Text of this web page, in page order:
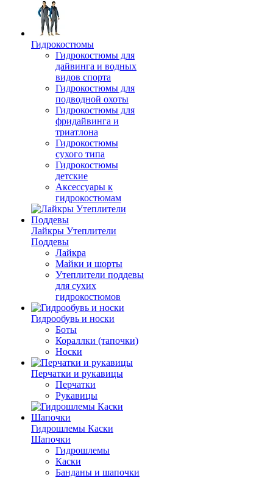
Гидрокостюмы
Гидрокостюмы для
дайвинга и водных
видов спорта
Гидрокостюмы для
подводной охоты
Гидрокостюмы для
фридайвинга и
триатлона
Гидрокостюмы
сухого типа
Гидрокостюмы
детские
Аксессуары к
гидрокостюмам
Лайкры Утеплители
Поддевы
Лайкра
Майки и шорты
Утеплители поддевы
для сухих
гидрокостюмов
Гидрообувь и носки
Боты
Кораллки (тапочки)
Носки
Перчатки и рукавицы
Перчатки
Рукавицы
Гидрошлемы Каски
Шапочки
Гидрошлемы
Каски
Банданы и шапочки